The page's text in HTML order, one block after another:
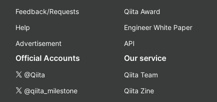
Feedback/Requests
Help
Advertisement
Qiita Award
Engineer White Paper
API
Official Accounts
@Qiita
@qiita_milestone
Our service
Qiita Team
Qiita Zine